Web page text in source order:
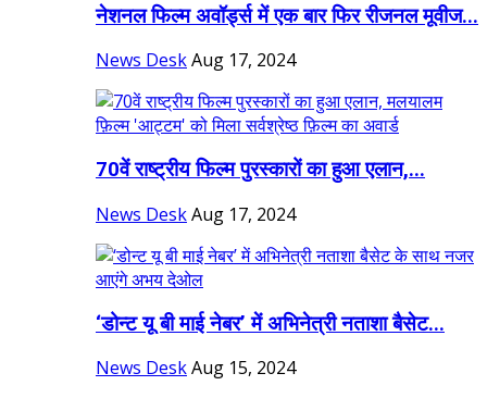
नेशनल फिल्म अवॉर्ड्स में एक बार फिर रीजनल मूवीज...
News DeskAug 17, 2024
70वें राष्ट्रीय फिल्म पुरस्कारों का हुआ एलान,...
News DeskAug 17, 2024
‘डोन्ट यू बी माई नेबर’ में अभिनेत्री नताशा बैसेट...
News DeskAug 15, 2024